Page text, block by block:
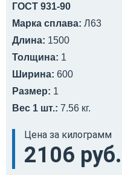
ГОСТ 931-90
Марка сплава: Л63
Длина: 1500
Толщина: 1
Ширина: 600
Размер: 1
Вес 1 шт.: 7.56 кг.
Цена за килограмм
2106 руб.